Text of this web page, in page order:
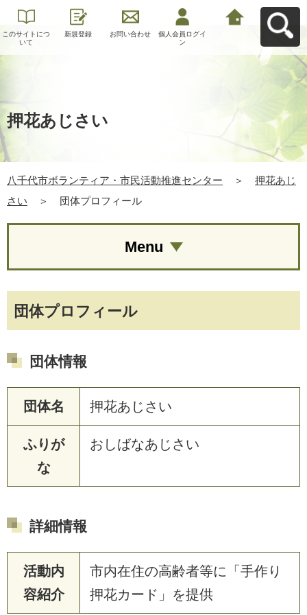
このサイトにつ
いて
新規登録 お問い合わせ
個人会員ログイ
ン
押花あじさい
八千代市ボランティア・市民活動推進センター ＞
押花あじ
さい
＞ 団体プロフィール
団体プロフィール
団体情報
団体名 押花あじさい
ふりが
な
おしばなあじさい
詳細情報
活動内
容紹介
市内在住の高齢者等に「手作り
押花カード」を提供
Menu